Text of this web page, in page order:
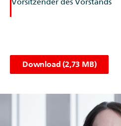
Download (2,73 MB)